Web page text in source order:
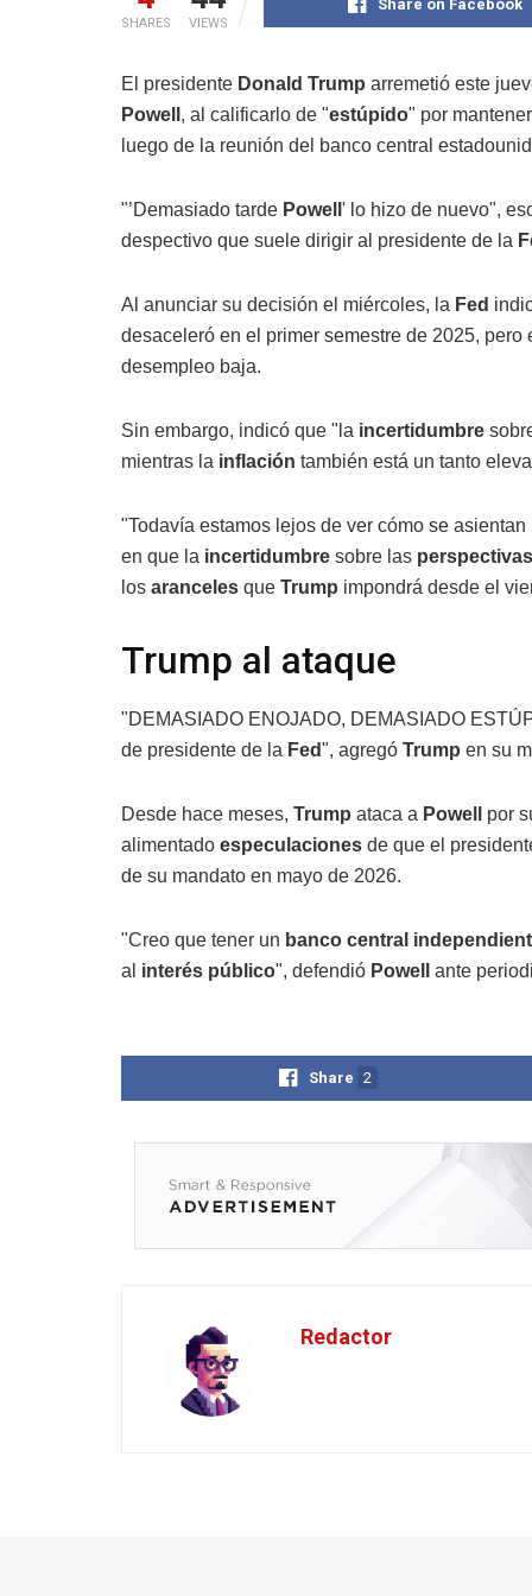
SHARES VIEWS
Share on Facebook
El presidente Donald Trump arremetió este
Powell , al calificarlo de "estúpido" por
luego de la reunión del banco central
"’Demasiado tarde Powell ' lo hizo de nuevo",
despectivo que suele dirigir al presidente de la
Al anunciar su decisión el miércoles, la Fed
desaceleró en el primer semestre de 2025,
desempleo baja.
Sin embargo, indicó que "la incertidumbre
mientras la inflación también está un tanto
"Todavía estamos lejos de ver cómo se
en que la incertidumbre sobre las
los aranceles que Trump impondrá desde el
Trump al ataque
"DEMASIADO ENOJADO, DEMASIADO
de presidente de la Fed", agregó Trump en su
Desde hace meses, Trump ataca a Powell
por
alimentado especulaciones de que el
de su mandato en mayo de 2026.
"Creo que tener un banco central
al interés público", defendió Powell ante
Share 2
Redactor